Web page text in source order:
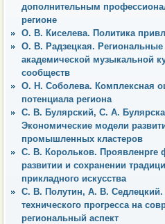
дополнительным
регионе
О. В. Киселева. Политика
О. В. Радзецкая. Региональные
академической музыкальной
сообществ
О. Н. Соболева. Комплексная
потенциала региона
С. В. Булярский, С. А.
Экономические модели
промышленных кластеров
С. В. Корольков. Проявленрге
развитии и сохранении
прикладного искусства
С. В. Полутин, А. В.
технического прогресса на
региональный аспект